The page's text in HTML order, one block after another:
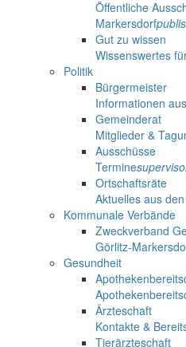
Öffentliche
Markersdorf
Gut zu wissen
Wissenswertes
Politik
Bürgermeister
Informationen
Gemeinderat
Mitglieder &
Ausschüsse
Termine
Ortschaftsräte
Aktuelles aus
Kommunale Verbände
Zweckverband
Görlitz-
Gesundheit
Ärzteschaft
Kontakte &
Tierärzteschaft